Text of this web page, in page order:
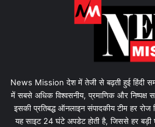
News Mission देश में तेजी से बढ़ती हुई हिंदी
में सबसे अधिक विश्वसनीय, प्रमाणिक और निष्पक्ष
इसकी प्रतिबद्ध ऑनलाइन संपादकीय टीम हर
यह साइट 24 घंटे अपडेट होती है, जिससे हर